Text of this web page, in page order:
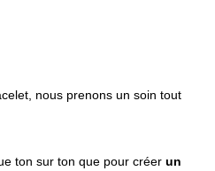
nous prenons un soin tout
ton sur ton que pour créer un